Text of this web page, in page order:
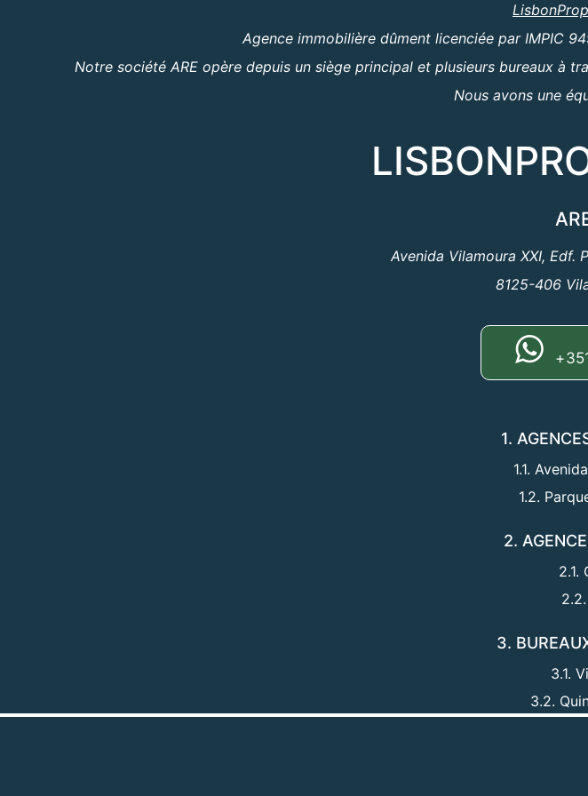
Agence immobilière dûment licenciée par IMPIC
Notre société ARE opère depuis un siège principal et plusieurs bureaux à
Nous avons une
Avenida Vilamoura XXI, Edf.
8125-406
1.
1.1.
1.2.
2.
2.1.
3.
3.1.
3.2.